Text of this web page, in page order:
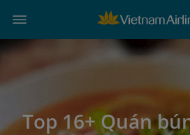
Top 16+ Quán